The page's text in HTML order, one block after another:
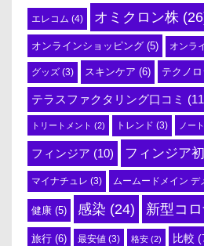
エレコム (4) オミクロン株
オンラインショッピング (5) オンラ
グッズ (3) スキンケア (6) テクノ
テラスファクタリング口コミ
トリートメント (2) トレンド (3) ノー
フィンジア (10) フィンジア
マイナチュレ (3) ムームードメイン デ
健康 (5) 感染 (24) 新型コ
旅行 (6) 最安値 (3) 格安 (2) 比較